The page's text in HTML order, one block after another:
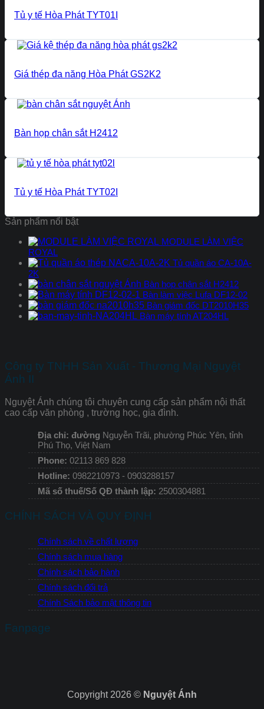
Tủ y tế Hòa Phát TYT01I
Giá thép đa năng Hòa Phát GS2K2
Bàn họp chân sắt H2412
Tủ y tế Hòa Phát TYT02I
Sản phẩm nổi bật
MODULE LÀM VIỆC
ROYAL
Tủ quần áo CA-10A-
2K
Bàn họp chân sắt H2412
Bàn làm việc Lufa DF12-02
Bàn giám đốc DT2010H35
Bàn máy tính AT204HL
Công ty TNHH Sản Xuất - Thương Mại Nguyệt
Ánh II
Nguyệt Ánh chúng tôi chuyên cung cấp sản phẩm nội thất
cao cấp văn phòng , trường học, gia đình.
Địa chỉ: đường Nguyễn Trãi, phường Phúc Yên, tỉnh
Phú Thọ, Việt Nam
Phone: 02113 869 828
Hotline: 0982210973 - 0903288157
Mã số thuế/Số QĐ thành lập: 2500304881
CHÍNH SÁCH VÀ QUY ĐỊNH
Chính sách về chất lượng
Chính sách mua hàng
Chính sách bảo hành
Chính sách đổi trả
Chính Sách bảo mật thông tin
Fanpage
Copyright 2026 © Nguyệt Ánh